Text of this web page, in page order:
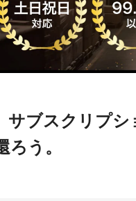
サブスクリプ
ろう。